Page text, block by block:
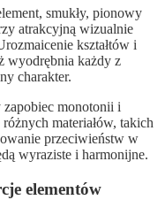
smukły, pionowy
atrakcyjną wizualnie
kształtów i
wyodrębnia każdy z
charakter.
zapobiec monotonii i
materiałów, takich
przeciwieństw w
wyraziste i harmonijne.
elementów